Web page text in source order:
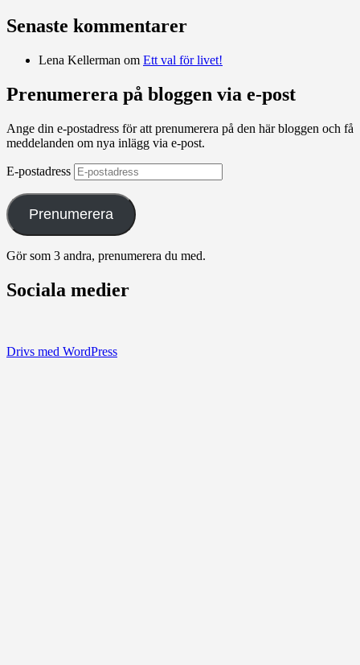
Senaste kommentarer
Lena Kellerman om Ett val för livet!
Prenumerera på bloggen via e-post
Ange din e-postadress för att prenumerera på den här bloggen och få
meddelanden om nya inlägg via e-post.
E-postadress
Prenumerera
Gör som 3 andra, prenumerera du med.
Sociala medier
profil
profil
profil
profil
profil
Drivs med WordPress